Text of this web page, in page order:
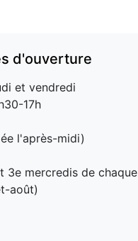
d'ouverture
et vendredi
17h
l'après-midi)
3e mercredis de chaque
août)